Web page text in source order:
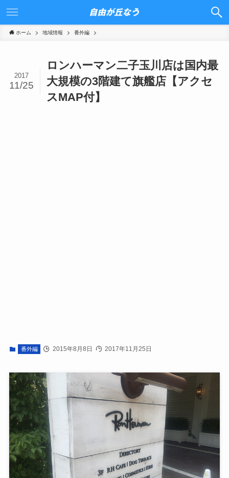
ホーム 地域情報 番外編
ロンハーマン二子玉川店は国内最
大規模の3階建て旗艦店【アクセ
スMAP付】
2017
11/25
番外編 2015年8月8日 2017年11月25日